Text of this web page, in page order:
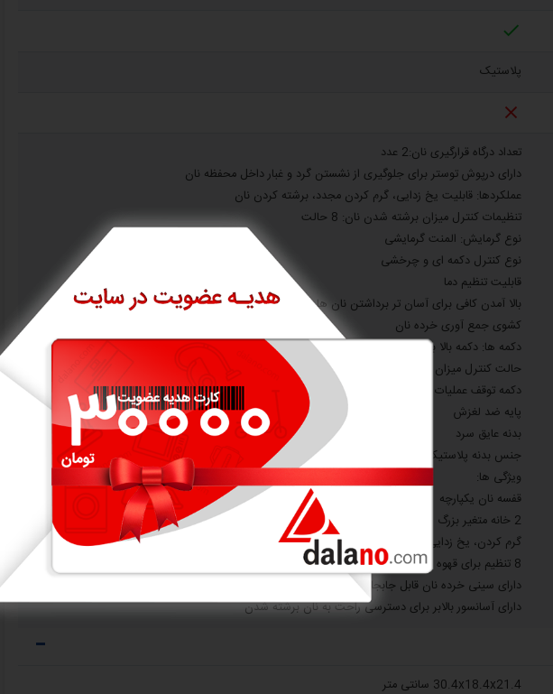

پلاستیک

تعداد درگاه قرارگیری نان:2 عدد
دارای درپوش توستر برای جلوگیری از نشستن گرد و غبار داخل محفظه نان
عملکردها: قابلیت یخ زدایی، گرم کردن مجدد، برشته کردن نان
تنظیمات کنترل میزان برشته شدن نان: 8 حالت
نوع گرمایش: المنت گرمایشی
نوع کنترل دکمه ای و چرخشی
قابلیت تنظیم دما
بالا آمدن کافی برای آسان تر برداشتن نان ها
کشوی جمع آوری خرده نان
حالت کنترل میزان برشته شدن نان
دکمه توقف عملیات
پایه ضد لغزش
بدنه عایق سرد
جنس بدنه پلاستیک
ویژگی ها:
قفسه نان یکپارچه
2 خانه متغیر بزرگ
گرم کردن، یخ زدایی در یک حرکت
8 تنظیم برای قهوه ای شدن نان
دارای سینی خرده نان قابل جابجایی
دارای آسانسور بالابر برای دسترسی راحت به نان برشته شدن
30.4x18.4x21.4 سانتی متر